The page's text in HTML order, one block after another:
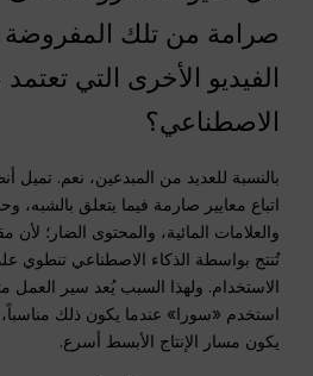
صرامة من تلك المفروضة
الفيديو الأخرى التي
الاصطناعي؟
بالنسبة للعديد من المبدعين، نعم.
اتباع معايير صارمة فيما يتعلق بالشبه،
والعلامات المائية، والمحتوى الضار؛ لأن
تُنتج بواسطة الذكاء الاصطناعي تنطوي
الاستخدام. ولهذا السبب يُعد سير العمل
استخدم «سورا» عندما يكون ذلك
يكون مسار الإنتاج الأبسط أسرع.